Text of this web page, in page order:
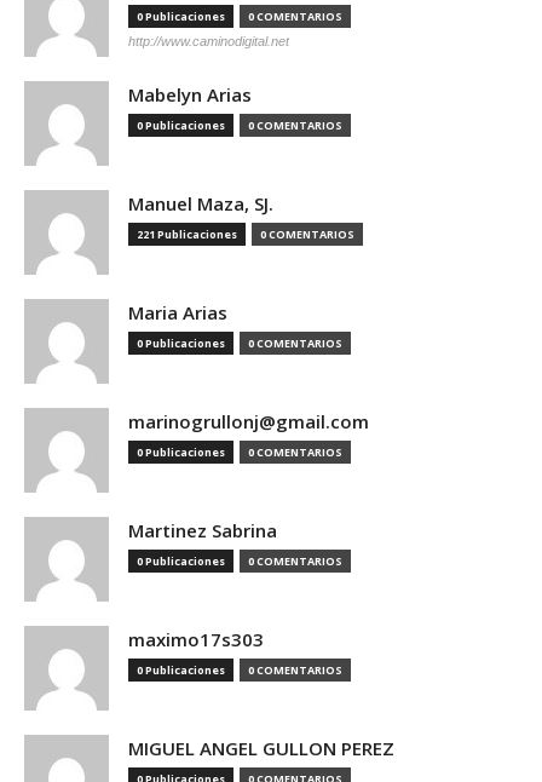
0 Publicaciones 0 COMENTARIOS
http://www.caminodigital.net
Mabelyn Arias
0 Publicaciones 0 COMENTARIOS
Manuel Maza, SJ.
221 Publicaciones 0 COMENTARIOS
Maria Arias
0 Publicaciones 0 COMENTARIOS
marinogrullonj@gmail.com
0 Publicaciones 0 COMENTARIOS
Martinez Sabrina
0 Publicaciones 0 COMENTARIOS
maximo17s303
0 Publicaciones 0 COMENTARIOS
MIGUEL ANGEL GULLON PEREZ